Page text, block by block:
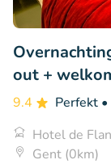
out +
9.4 Perfekt
Hotel de
Gent (0km)